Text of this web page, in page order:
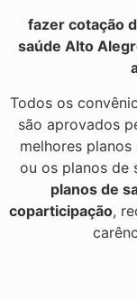
fazer cotação
saúde Alto
Todos os
são aprovados
melhores
ou os planos de
planos de
coparticipação,